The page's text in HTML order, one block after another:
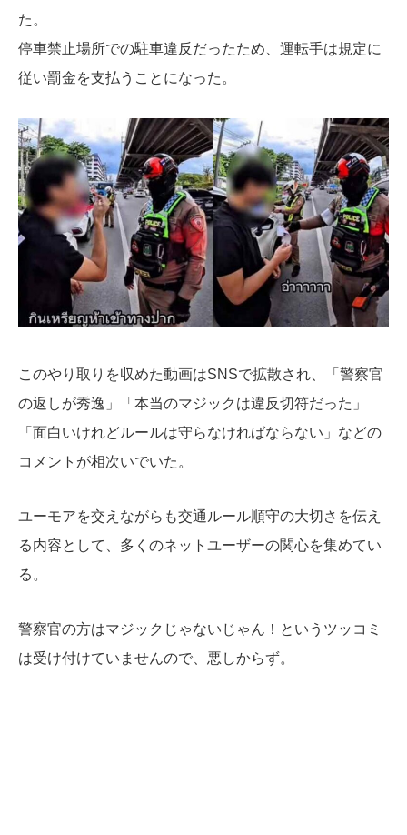
た。
停車禁止場所での駐車違反だったため、運転手は規定に
従い罰金を支払うことになった。
このやり取りを収めた動画はSNSで拡散され、「警察官
の返しが秀逸」「本当のマジックは違反切符だった」
「面白いけれどルールは守らなければならない」などの
コメントが相次いでいた。
ユーモアを交えながらも交通ルール順守の大切さを伝え
る内容として、多くのネットユーザーの関心を集めてい
る。
警察官の方はマジックじゃないじゃん！というツッコミ
は受け付けていませんので、悪しからず。